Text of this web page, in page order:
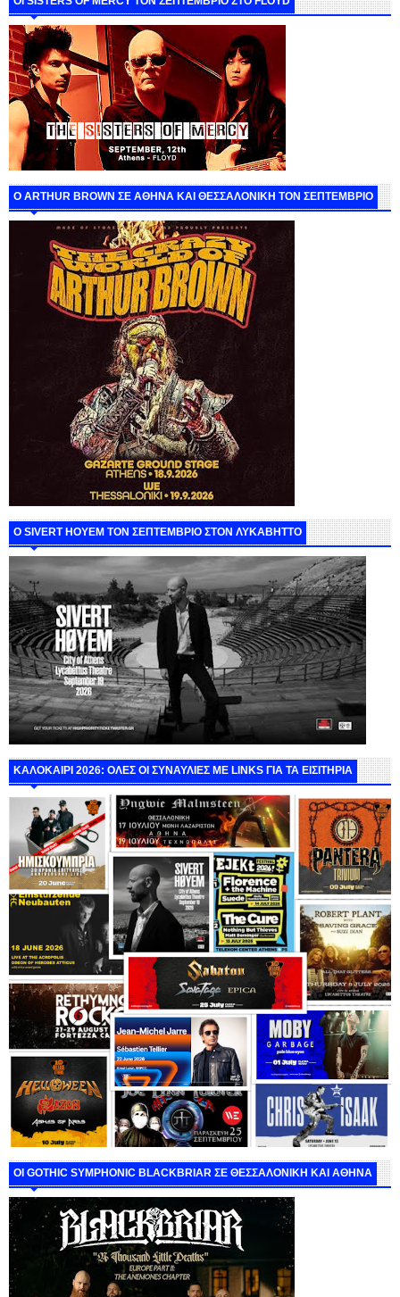
O ARTHUR BROWN ΣΕ ΑΘΗΝΑ ΚΑΙ ΘΕΣΣΑΛΟΝΙΚΗ ΤΟΝ ΣΕΠΤΕΜΒΡΙΟ
Ο SIVERT HOYEM ΤΟΝ ΣΕΠΤΕΜΒΡΙΟ ΣΤΟΝ ΛΥΚΑΒΗΤΤΟ
ΚΑΛΟΚΑΙΡΙ 2026: ΟΛΕΣ ΟΙ ΣΥΝΑΥΛΙΕΣ ΜΕ LINKS ΓΙΑ ΤΑ ΕΙΣΙΤΗΡΙΑ
ΟΙ GOTHIC SYMPHONIC BLACKBRIAR ΣΕ ΘΕΣΣΑΛΟΝΙΚΗ ΚΑΙ ΑΘΗΝΑ